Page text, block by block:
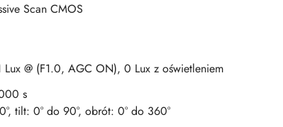
Scan CMOS
@ (F1.0, AGC ON), 0 Lux z oświetleniem
s
tilt: 0° do 90°, obrót: 0° do 360°